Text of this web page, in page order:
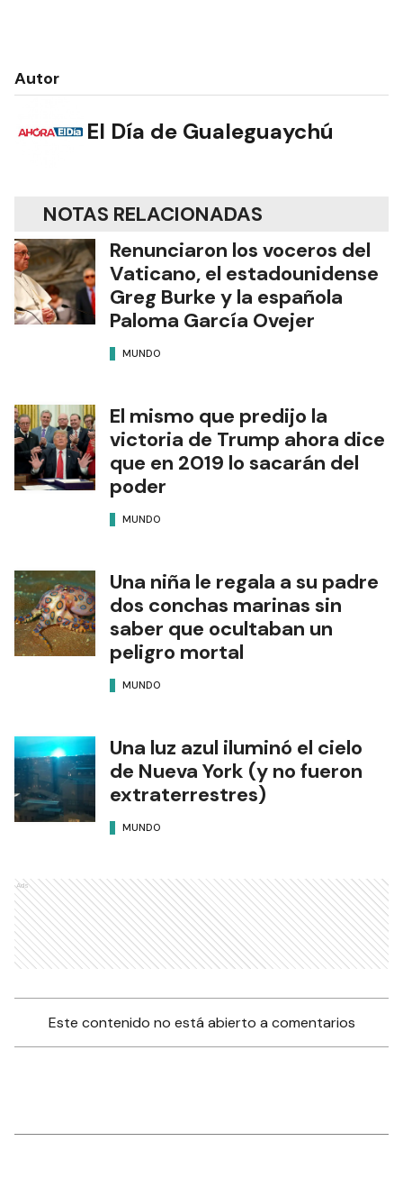
Autor
El Día de Gualeguaychú
NOTAS RELACIONADAS
Renunciaron los voceros del
Vaticano, el estadounidense
Greg Burke y la española
Paloma García Ovejer
MUNDO
El mismo que predijo la
victoria de Trump ahora dice
que en 2019 lo sacarán del
poder
MUNDO
Una niña le regala a su padre
dos conchas marinas sin
saber que ocultaban un
peligro mortal
MUNDO
Una luz azul iluminó el cielo
de Nueva York (y no fueron
extraterrestres)
MUNDO
Ads
Este contenido no está abierto a comentarios